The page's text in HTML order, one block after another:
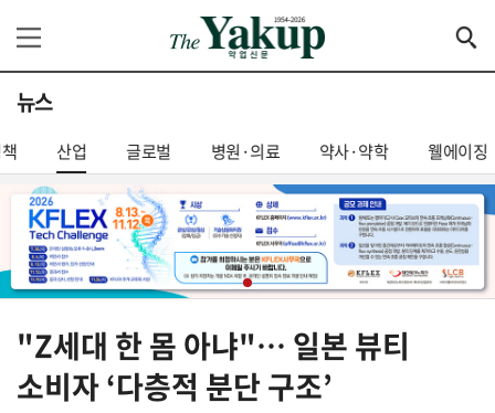
뉴스
산업 글로벌 병원·의료 약사·약학 웰에이징
"Z세대 한 몸 아냐"… 일본 뷰티
소비자 ‘다층적 분단 구조’